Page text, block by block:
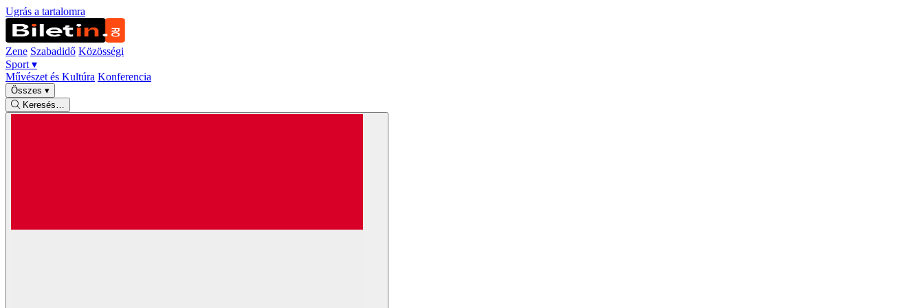
Ugrás a tartalomra
Zene Szabadidő Közösségi
Sport ▾
Művészet és Kultúra Konferencia
Összes ▾
Keresés…